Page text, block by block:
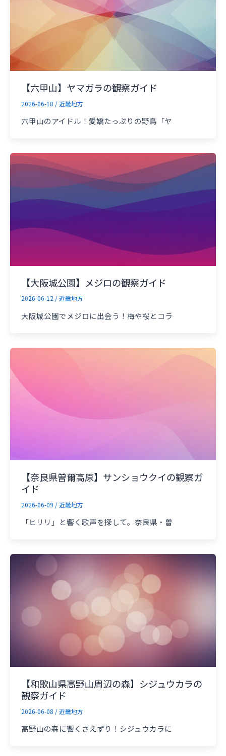
【六甲山】ヤマガラの観察ガイド
2026-06-18 /近畿地方
六甲山のアイドル！愛嬌たっぷりの野鳥「ヤ
【大阪城公園】メジロの観察ガイド
2026-06-12/近畿地方
大阪城公園でメジロに出会う！梅や桜とコラ
【奈良県曽爾高原】サンショウクイの観察ガ
イド
2026-06-09 /近畿地方
「ヒリリ」と響く歌声を探して。奈良県・曽
【和歌山県高野山周辺の森】シジュウカラの
観察ガイド
2026-06-08 /近畿地方
高野山の森に響くさえずり！シジュウカラに